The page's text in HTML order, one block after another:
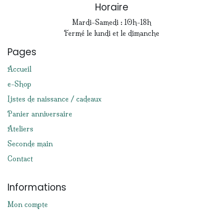
Horaire
Mardi-Samedi : 10h-18h
Fermé le lundi et le dimanche
Pages
Accueil
e-Shop
Listes de naissance / cadeaux
Panier anniversaire
Ateliers
Seconde main
Contact
Informations
Mon compte